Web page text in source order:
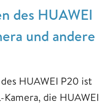
des HUAWEI
und andere
HUAWEI P20 ist
die HUAWEI